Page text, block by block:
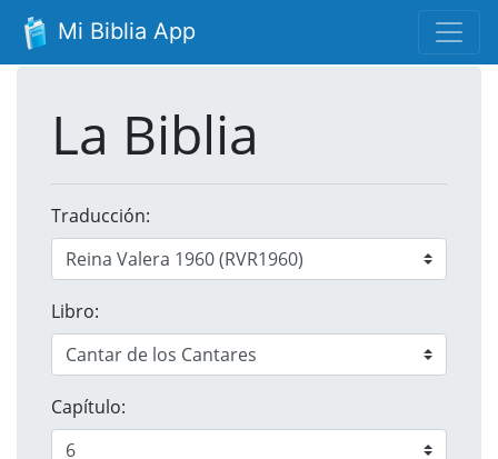
Mi Biblia App
La Biblia
Traducción:
Libro:
Capítulo: